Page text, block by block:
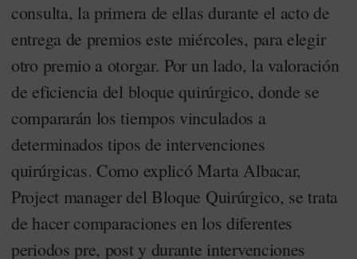
consulta, la primera de ellas durante el acto de
entrega de premios este miércoles, para elegir
otro premio a otorgar. Por un lado, la valoración
de eficiencia del bloque quirúrgico, donde se
compararán los tiempos vinculados a
determinados tipos de intervenciones
quirúrgicas. Como explicó Marta Albacar,
Project manager del Bloque Quirúrgico, se trata
de hacer comparaciones en los diferentes
periodos pre, post y durante intervenciones